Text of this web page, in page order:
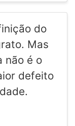
do
Mas
não é o
defeito